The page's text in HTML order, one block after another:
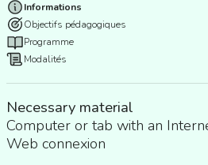
Informations
Objectifs pédagogiques
Programme
Modalités
Necessary material
Computer or tab with an
Web connexion